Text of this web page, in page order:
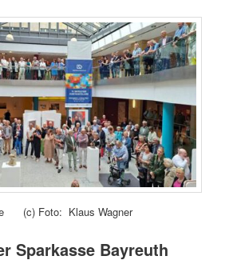
(c) Foto: Klaus Wagner
Sparkasse Bayreuth